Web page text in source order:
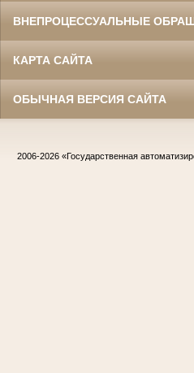
ВНЕПРОЦЕССУАЛЬНЫЕ
КАРТА САЙТА
ОБЫЧНАЯ ВЕРСИЯ САЙТА
2006-2026 «Государственная